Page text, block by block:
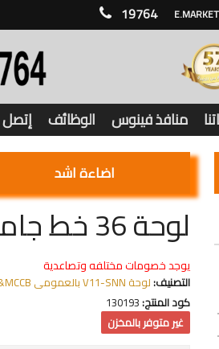
19764
منافذ فينوس الوظائف إتصل
اضاءة اشد
لوحة 36 خط جامبو V11-SNN بالعمومى MCB
يوجد خصومات مختلفه وتصاعدية
التصنيف:لوحة V11-SNN بالعمومى MCB&MCCB
كود المنتج:130193
غير متوفر بالمخزن